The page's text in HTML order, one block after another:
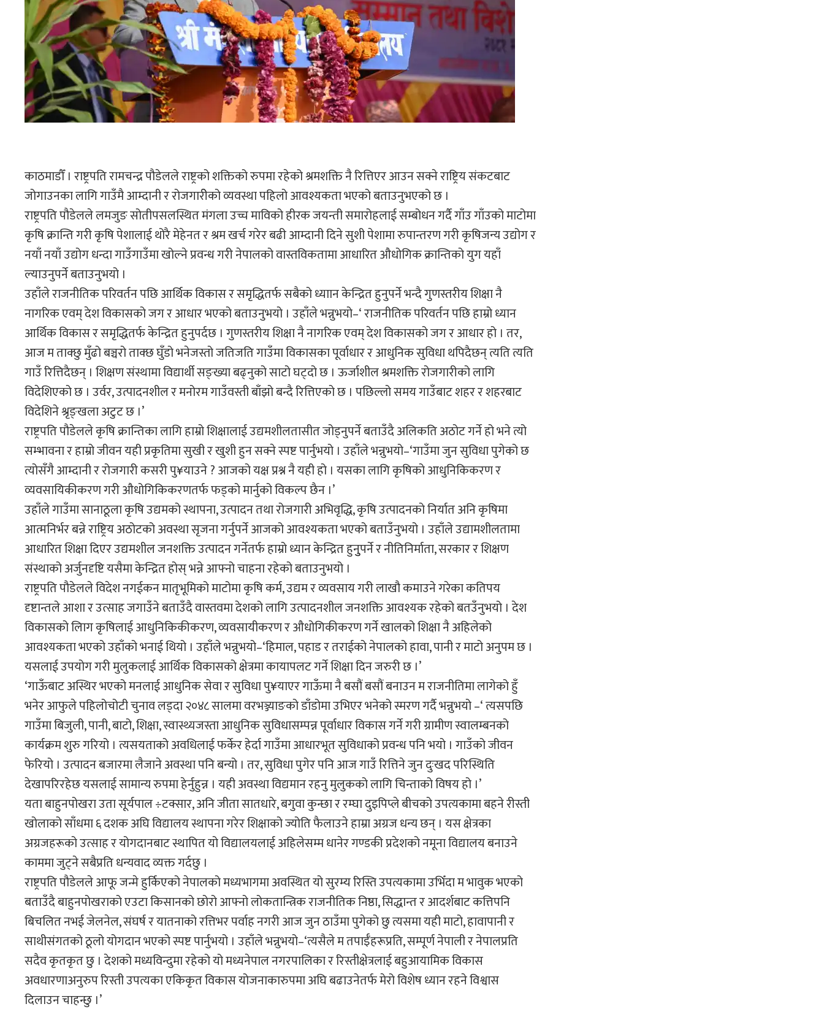
काठमाडौँ । राष्ट्रपति रामचन्द्र पौडेलले राष्ट्रको शक्तिको रुपमा रहेको श्रमशक्ति नै रित्तिएर आउन सक्ने राष्ट्रिय संकटबाट
जोगाउनका लागि गाउँमै आम्दानी र रोजगारीेको व्यवस्था पहिलो आवश्यकता भएको बताउनुभएको छ ।
राष्ट्रपति पौडेलले लमजुङ सोतीपसलस्थित मंगला उच्च माविको हीरक जयन्ती समारोहलाई सम्बोधन गर्दै गाँउ गाँउको माटोमा
कृषि क्रान्ति गरी कृषि पेशालाई थोरै मेहेनत र श्रम खर्च गरेर बढी आम्दानी दिने सुशी पेशामा रुपान्तरण गरी कृषिजन्य उद्योग र
नयाँ नयाँ उद्योग धन्दा गाउँगाउँमा खोल्ने प्रवन्ध गरी नेपालको वास्तविकतामा आधारित औधोगिक क्रान्तिको युग यहाँ
ल्याउनुपर्ने बताउनुभयो ।
उहाँले राजनीतिक परिवर्तन पछि आर्थिक विकास र समृद्धितर्फ सबैको ध्याान केन्द्रित हुनुपर्ने भन्दै गुणस्तरीय शिक्षा नै
नागरिक एवम् देश विकासको जग र आधार भएको बताउनुभयो । उहाँले भन्नुभयो–‘ राजनीतिक परिवर्तन पछि हाम्रो ध्यान
आर्थिक विकास र समृद्धितर्फ केन्द्रित हुनुपर्दछ । गुणस्तरीय शिक्षा नै नागरिक एवम् देश विकासको जग र आधार हो । तर,
आज म ताक्छु मुँढो बञ्चरो ताक्छ घुँडो भनेजस्तो जतिजति गाउँमा विकासका पूर्वाधार र आधुनिक सुविधा थपिदैछन् त्यति त्यति
गाउँ रित्तिदैछन् । शिक्षण संस्थामा विद्यार्थी सङ्ख्या बढ्नुको साटो घट्दो छ । ऊर्जाशील श्रमशक्ति रोजगारीको लागि
विदेशिएको छ । उर्वर, उत्पादनशील र मनोरम गाउँवस्ती बाँझो बन्दै रित्तिएको छ । पछिल्लो समय गाउँबाट शहर र शहरबाट
विदेशिने श्रृङ्खला अटुट छ ।’
राष्ट्रपति पौडेलले कृषि क्रान्तिका लागि हाम्रो शिक्षालाई उद्यमशीलतासीत जोड्नुपर्ने बताउँदै अलिकति अठोट गर्ने हो भने त्यो
सम्भावना र हाम्रो जीवन यही प्रकृतिमा सुखी र खुशी हुन सक्ने स्पष्ट पार्नुभयो । उहाँले भन्नुभयो–‘गाउँमा जुन सुविधा पुगेको छ
त्योसँगै आम्दानी र रोजगारी कसरी पु¥याउने ? आजको यक्ष प्रश्न नै यही हो । यसका लागि कृषिको आधुनिकिकरण र
व्यवसायिकीकरण गरी औधोगिकिकरणतर्फ फड्को मार्नुको विकल्प छैन ।’
उहाँले गाउँमा सानाठूला कृषि उद्यमको स्थापना, उत्पादन तथा रोजगारी अभिवृद्धि, कृषि उत्पादनको निर्यात अनि कृषिमा
आत्मनिर्भर बन्ने राष्ट्रिय अठोटको अवस्था सृजना गर्नुपर्ने आजको आवश्यकता भएको बताउँनुभयो । उहाँले उद्यामशीलतामा
आधारित शिक्षा दिएर उद्यमशील जनशक्ति उत्पादन गर्नेतर्फ हाम्रो ध्यान केन्द्रित हुनुुपर्ने र नीतिनिर्माता, सरकार र शिक्षण
संस्थाको अर्जुनदृष्टि यसैमा केन्द्रित होस् भन्ने आफ्नो चाहना रहेको बताउनुभयो ।
राष्ट्रपति पौडेलले विदेश नगईकन मातृभूमिको माटोमा कृषि कर्म, उद्यम र व्यवसाय गरी लाखौ कमाउने गरेका कतिपय
दृष्टान्तले आशा र उत्साह जगाउँने बताउँदै वास्तवमा देशको लागि उत्पादनशील जनशक्ति आवश्यक रहेको बतउँनुभयो । देश
विकासको लािग कृषिलाई आधुनिकिकीकरण, व्यवसायीकरण र औधोगिकीकरण गर्ने खालको शिक्षा नै अहिलेको
आवश्यकता भएको उहाँको भनाई थियो । उहाँले भन्नुभयो–‘हिमाल, पहाड र तराईको नेपालको हावा, पानी र माटो अनुपम छ ।
यसलाई उपयोग गरी मुलुकलाई आर्थिक विकासको क्षेत्रमा कायापलट गर्ने शिक्षा दिन जरुरी छ ।’
‘गाऊँबाट अस्थिर भएको मनलाई आधुनिक सेवा र सुविधा पु¥याएर गाऊँमा नै बसौं बसौं बनाउन म राजनीतिमा लागेको हुँ
भनेर आफुले पहिलोचोटी चुनाव लड्दा २०४८ सालमा वरभञ्ज्याङको डाँडोमा उभिएर भनेको स्मरण गर्दै भन्नुभयो –‘ त्यसपछि
गाउँमा बिजुली, पानी, बाटो, शिक्षा, स्वास्थ्यजस्ता आधुनिक सुविधासम्पन्न पूर्वाधार विकास गर्ने गरी ग्रामीण स्वालम्बनको
कार्यक्रम शुरु गरियो । त्यसयताको अवधिलाई फर्केर हेर्दा गाउँमा आधारभूत सुविधाको प्रवन्ध पनि भयो । गाउँको जीवन
फेरियो । उत्पादन बजारमा लैजाने अवस्था पनि बन्यो । तर, सुविधा पुगेर पनि आज गाउँ रित्तिने जुन दुःखद परिस्थिति
देखापरिरहेछ यसलाई सामान्य रुपमा हेर्नुहुन्न । यही अवस्था विद्यमान रहनु मुलुकको लागि चिन्ताको विषय हो ।’
यता बाहुनपोखरा उता सूर्यपाल ÷टक्सार, अनि जीता सातधारे, बगुवा कुन्छा र रम्घा दुइपिप्ले बीचको उपत्यकामा बहने रीस्ती
खोलाको साँधमा ६ दशक अघि विद्यालय स्थापना गरेर शिक्षाको ज्योति फैलाउने हाम्रा अग्रज धन्य छन् । यस क्षेत्रका
अग्रजहरूको उत्साह र योगदानबाट स्थापित यो विद्यालयलाई अहिलेसम्म धानेर गण्डकी प्रदेशको नमूना विद्यालय बनाउने
काममा जुट्ने सबैप्रति धन्यवाद व्यक्त गर्दछु ।
राष्ट्रपति पौडेलले आफू जन्मे हुर्किएको नेपालको मध्यभागमा अवस्थित यो सुरम्य रिस्ति उपत्यकामा उभिँदा म भावुक भएको
बताउँदै बाहुनपोखराको एउटा किसानको छोरो आफ्नो लोकतान्त्रिक राजनीतिक निष्ठा, सिद्धान्त र आदर्शबाट कत्तिपनि
बिचलित नभई जेलनेल, संघर्ष र यातनाको रत्तिभर पर्वाह नगरी आज जुन ठाउँमा पुगेको छु त्यसमा यही माटो, हावापानी र
साथीसंगतको ठूलो योगदान भएको स्पष्ट पार्नुभयो । उहाँले भन्नुभयो–‘त्यसैले म तपाईँहरूप्रति, सम्पूर्ण नेपाली र नेपालप्रति
सदैव कृतकृत छु । देशको मध्यविन्दुमा रहेको यो मध्यनेपाल नगरपालिका र रिस्तीक्षेत्रलाई बहुआयामिक विकास
अवधारणाअनुरुप रिस्ती उपत्यका एकिकृत विकास योजनाकारुपमा अघि बढाउनेतर्फ मेरो विशेष ध्यान रहने विश्वास
दिलाउन चाहन्छु ।’